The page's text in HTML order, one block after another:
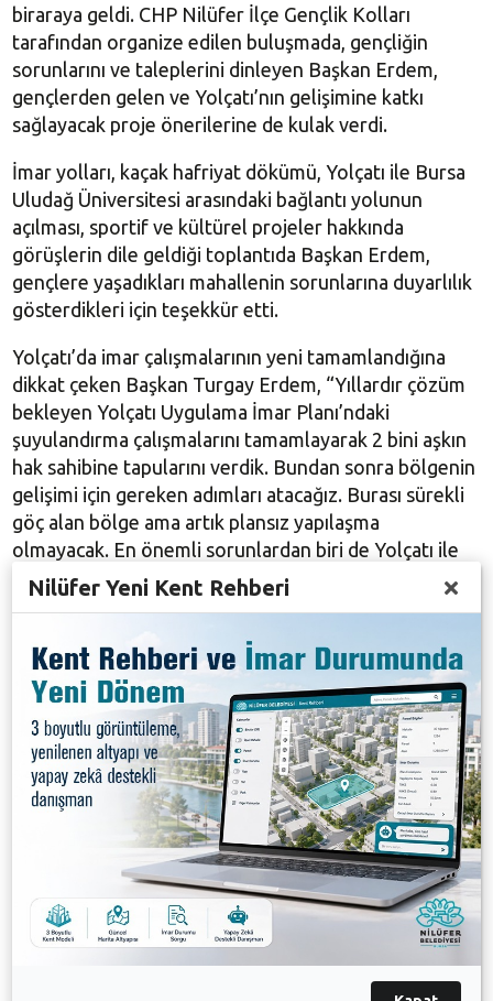
biraraya geldi. CHP Nilüfer İlçe Gençlik Kolları
tarafından organize edilen buluşmada, gençliğin
sorunlarını ve taleplerini dinleyen Başkan Erdem,
gençlerden gelen ve Yolçatı’nın gelişimine katkı
sağlayacak proje önerilerine de kulak verdi.
İmar yolları, kaçak hafriyat dökümü, Yolçatı ile Bursa
Uludağ Üniversitesi arasındaki bağlantı yolunun
açılması, sportif ve kültürel projeler hakkında
görüşlerin dile geldiği toplantıda Başkan Erdem,
gençlere yaşadıkları mahallenin sorunlarına duyarlılık
gösterdikleri için teşekkür etti.
Yolçatı’da imar çalışmalarının yeni tamamlandığına
dikkat çeken Başkan Turgay Erdem, “Yıllardır çözüm
bekleyen Yolçatı Uygulama İmar Planı’ndaki
şuyulandırma çalışmalarını tamamlayarak 2 bini aşkın
hak sahibine tapularını verdik. Bundan sonra bölgenin
gelişimi için gereken adımları atacağız. Burası sürekli
göç alan bölge ama artık plansız yapılaşma
olmayacak. En önemli sorunlardan biri de Yolçatı ile
Bursa Uludağ Üniversitesi arasındaki bağlantı yolunun
harekete geçen bölge halkına bizde gereken desteği
vereceğiz” dedi.
Galeri
Nilüfer Yeni Kent Rehberi